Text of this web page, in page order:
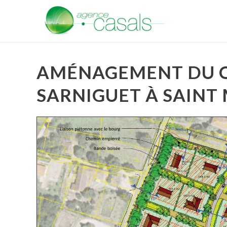
AMÉNAGEMENT DU
SARNIGUET À SAINT